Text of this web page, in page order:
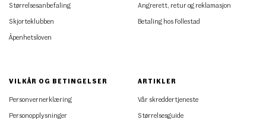
Størrelsesanbefaling
Skjorteklubben
Åpenhetsloven
Angrerett, retur og reklamasjon
Betaling hos Follestad
VILKÅR OG BETINGELSER
Personvernerklæring
Personopplysninger
ARTIKLER
Vår skreddertjeneste
Størrelsesguide